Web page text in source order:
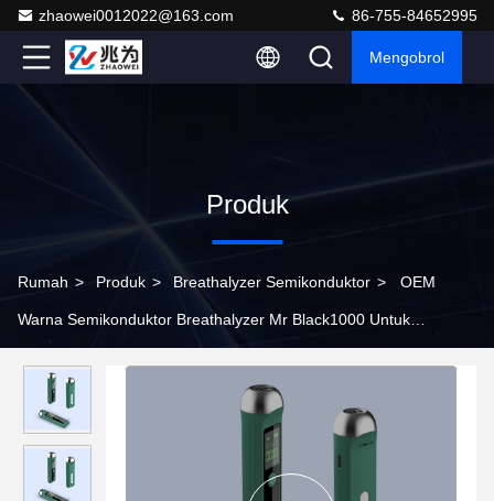
zhaowei0012022@163.com 86-755-84652995
Mengobrol
Produk
Rumah > Produk > Breathalyzer Semikonduktor > OEM
Warna Semikonduktor Breathalyzer Mr Black1000 Untuk